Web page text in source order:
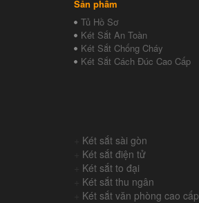
Sản phẩm
Tủ Hồ Sơ
Két Sắt An Toàn
Két Sắt Chống Cháy
Két Sắt Cách Đúc Cao Cấp
Két sắt sài gòn
Két sắt điện tử
Két sắt to đại
Két sắt thu ngân
Két sắt văn phòng cao cấp